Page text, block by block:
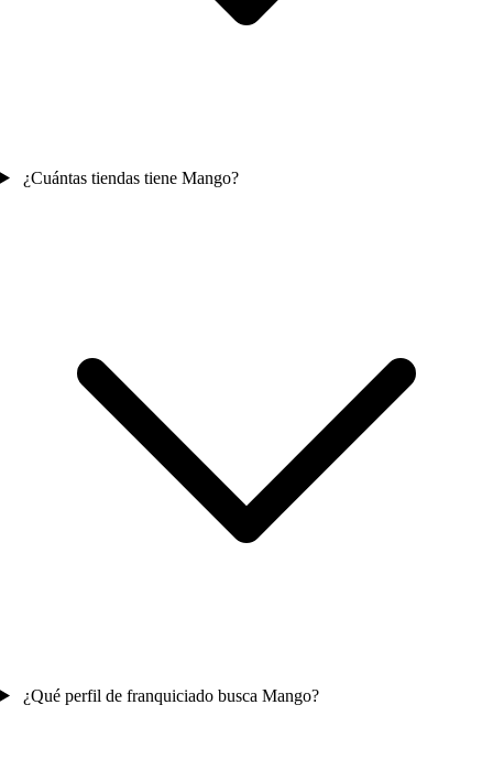
¿Cuántas tiendas tiene Mango?
¿Qué perfil de franquiciado busca Mango?